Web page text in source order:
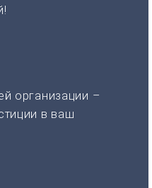
организации –
в ваш